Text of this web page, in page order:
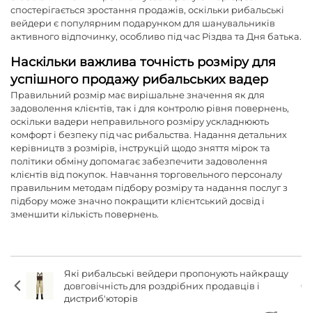
спостерігається зростання продажів, оскільки рибальські
вейдери є популярним подарунком для шанувальників
активного відпочинку, особливо під час Різдва та Дня батька.
Наскільки важлива точність розміру для
успішного продажу рибальських вадер
Правильний розмір має вирішальне значення як для
задоволення клієнтів, так і для контролю рівня повернень,
оскільки вадери неправильного розміру ускладнюють
комфорт і безпеку під час рибальства. Надання детальних
керівництв з розмірів, інструкцій щодо зняття мірок та
політики обміну допомагає забезпечити задоволення
клієнтів від покупок. Навчання торговельного персоналу
правильним методам підбору розміру та надання послуг з
підбору може значно покращити клієнтський досвід і
зменшити кількість повернень.
Які рибальські вейдери пропонують найкращу
довговічність для роздрібних продавців і
дистриб'юторів